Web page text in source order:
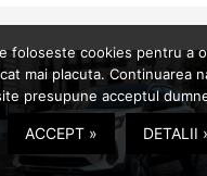
foloseste cookies pentru a
mai placuta. Continuarea
presupune acceptul
ACCEPT » DETALII